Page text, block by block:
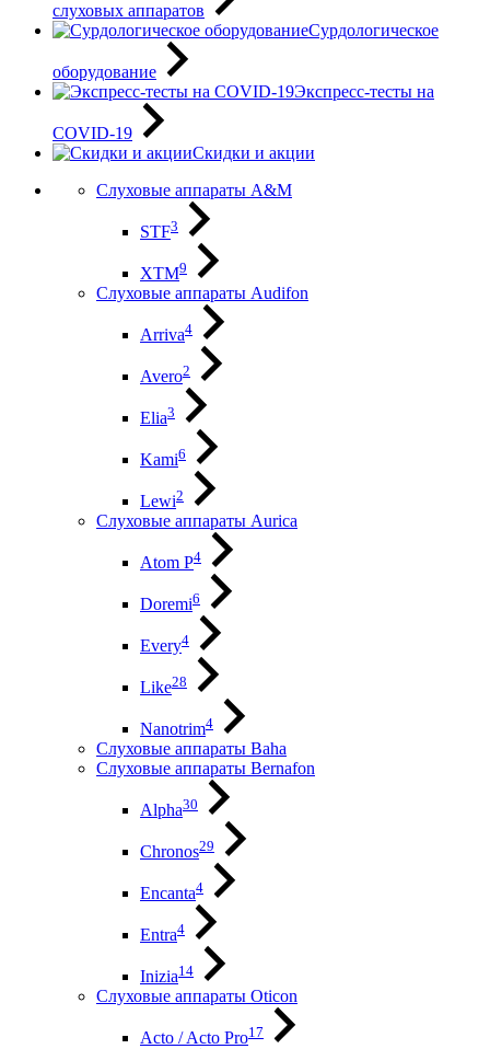
слуховых аппаратов
Сурдологическое
оборудование
Экспресс-тесты на
COVID-19
Скидки и акции
Слуховые аппараты A&M
STF3
XTM9
Слуховые аппараты Audifon
Arriva4
Avero2
Elia3
Kami6
Lewi2
Слуховые аппараты Aurica
Atom P4
Doremi6
Every4
Like28
Nanotrim4
Слуховые аппараты Baha
Слуховые аппараты Bernafon
Alpha30
Chronos29
Encanta4
Entra4
Inizia14
Слуховые аппараты Oticon
Acto / Acto Pro17